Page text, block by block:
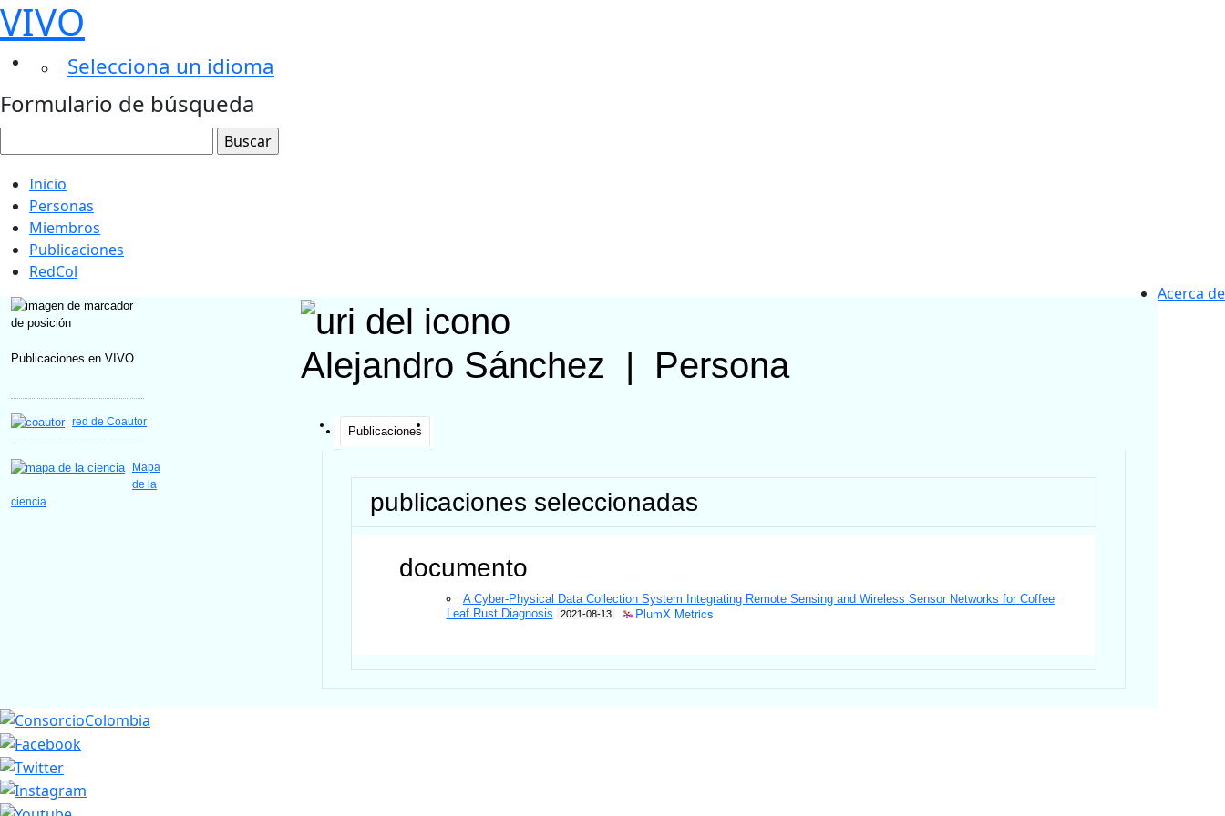
VIVO
Selecciona un idioma
Formulario de búsqueda
Inicio
Personas
Miembros
Publicaciones
RedCol
Acerca de
Publicaciones en VIVO
red de Coautor
Mapa
de la
ciencia
Alejandro Sánchez Persona
Publicaciones
publicaciones seleccionadas
documento
A Cyber-Physical Data Collection System Integrating Remote Sensing and Wireless Sensor Networks for Coffee
Leaf Rust Diagnosis
2021-08-13 PlumX Metrics